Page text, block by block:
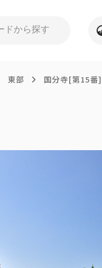
東部 国分寺[第15番]